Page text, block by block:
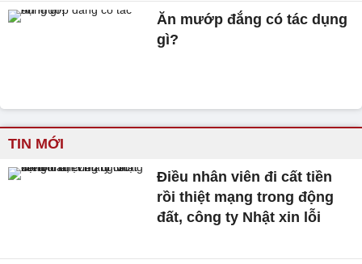
Ăn mướp đắng có tác dụng
gì?
TIN MỚI
Điều nhân viên đi cất tiền
rồi thiệt mạng trong động
đất, công ty Nhật xin lỗi